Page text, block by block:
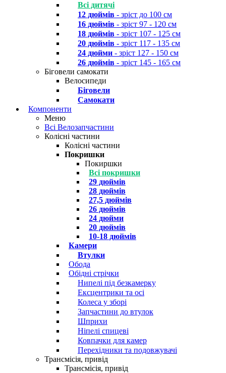
Всі дитячі
12 дюймів - зріст до 100 см
16 дюймів - зріст 97 - 120 см
18 дюймів - зріст 107 - 125 см
20 дюймів - зріст 117 - 135 см
24 дюйми - зріст 127 - 150 см
26 дюймів - зріст 145 - 165 см
Біговели самокати
Велосипеди
Біговели
Самокати
Компоненти
Меню
Всі Велозапчастини
Колісні частини
Колісні частини
Покришки
Покиршки
Всі покришки
29 дюймів
28 дюймів
27,5 дюймів
26 дюймів
24 дюйми
20 дюймів
10-18 дюймів
Камери
Втулки
Обода
Обідні стрічки
Нипелі під безкамерку
Ексцентрики та осі
Колеса у зборі
Запчастини до втулок
Шприхи
Ніпелі спицеві
Ковпачки для камер
Перехідники та подовжувачі
Трансмісія, привід
Трансмісія, привід